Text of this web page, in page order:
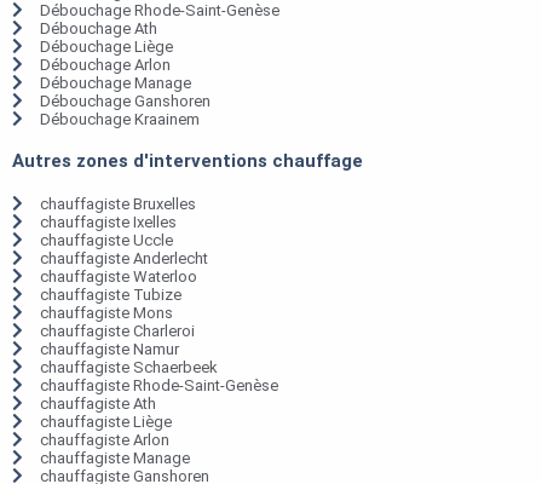
Débouchage Rhode-Saint-Genèse
Débouchage Ath
Débouchage Liège
Débouchage Arlon
Débouchage Manage
Débouchage Ganshoren
Débouchage Kraainem
Autres zones d'interventions chauffage
chauffagiste Bruxelles
chauffagiste Ixelles
chauffagiste Uccle
chauffagiste Anderlecht
chauffagiste Waterloo
chauffagiste Tubize
chauffagiste Mons
chauffagiste Charleroi
chauffagiste Namur
chauffagiste Schaerbeek
chauffagiste Rhode-Saint-Genèse
chauffagiste Ath
chauffagiste Liège
chauffagiste Arlon
chauffagiste Manage
chauffagiste Ganshoren